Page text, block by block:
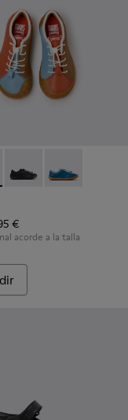
de piel para niños.
- K800707-008 -
Twins - K800707-007
Twins -
€
acorde a la talla